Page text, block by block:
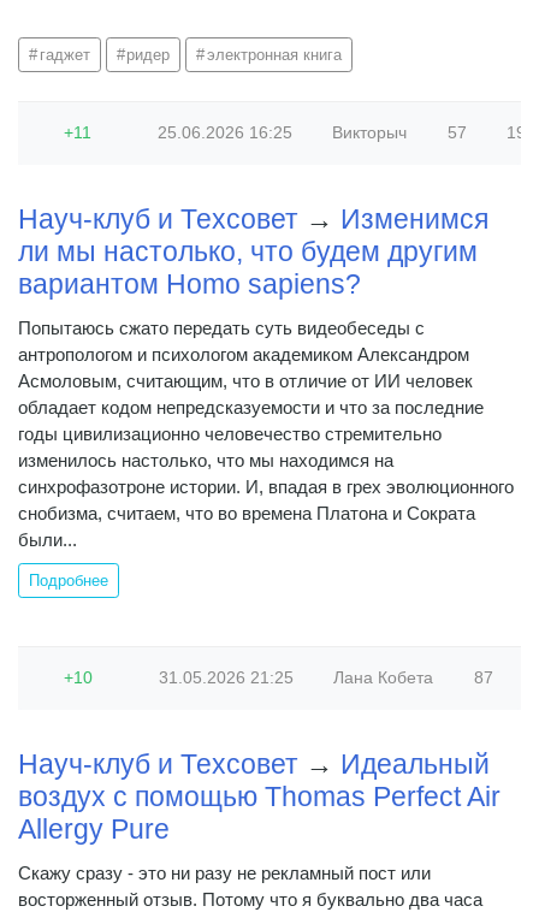
гаджет ридер электронная книга
+11 25.06.2026 16:25 Викторыч 57 192
Науч-клуб и Техсовет → Изменимся
ли мы настолько, что будем другим
вариантом Homo sapiens?
Попытаюсь сжато передать суть видеобеседы с
антропологом и психологом академиком Александром
Асмоловым, считающим, что в отличие от ИИ человек
обладает кодом непредсказуемости и что за последние
годы цивилизационно человечество стремительно
изменилось настолько, что мы находимся на
синхрофазотроне истории. И, впадая в грех эволюционного
снобизма, считаем, что во времена Платона и Сократа
были...
Подробнее
+10 31.05.2026 21:25 Лана Кобета 87
Науч-клуб и Техсовет → Идеальный
воздух с помощью Thomas Perfect Air
Allergy Pure
Скажу сразу - это ни разу не рекламный пост или
восторженный отзыв. Потому что я буквально два часа